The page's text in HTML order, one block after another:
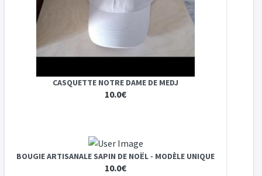
CASQUETTE NOTRE DAME DE MEDJ
10.0€
BOUGIE ARTISANALE SAPIN DE NOËL - MODÈLE UNIQUE
10.0€